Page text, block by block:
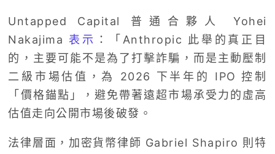
Untapped Capital 普通合夥人 Yohei
Nakajima 表示 ：「Anthropic 此舉的真正目
的，主要可能不是為了打擊詐騙，而是主動壓制
二級市場估值，為 2026 下半年的 IPO 控制
「價格錨點」，避免帶著遠超市場承受力的虛高
估值走向公開市場後破發。
法律層面，加密貨幣律師 Gabriel Shapiro 則特